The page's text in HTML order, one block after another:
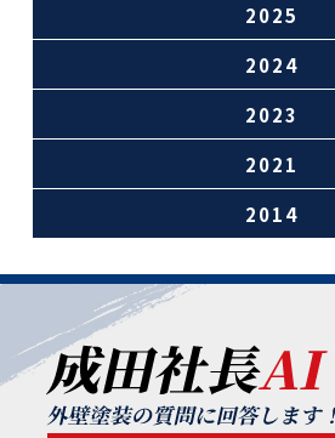
2025
2024
2023
2021
2014